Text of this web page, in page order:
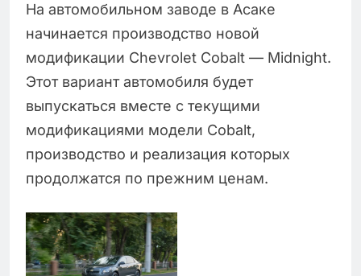
На автомобильном заводе в Асаке
начинается производство новой
модификации Chevrolet Cobalt — Midnight.
Этот вариант автомобиля будет
выпускаться вместе с текущими
модификациями модели Cobalt,
производство и реализация которых
продолжатся по прежним ценам.